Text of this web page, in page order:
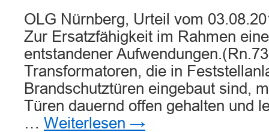
OLG Nürnberg, Urteil vom
Zur Ersatzfähigkeit im Rahmen
entstandener
Transformatoren, die in
Brandschutztüren eingebaut sind,
Türen dauernd offen gehalten und
… Weiterlesen →